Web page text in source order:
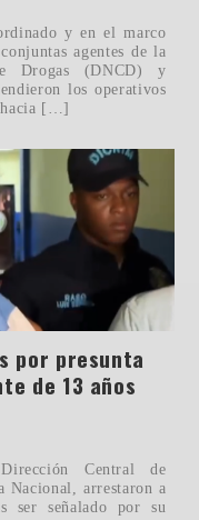
y en el marco
agentes de la
Drogas (DNCD) y
los operativos
hacia […]
por presunta
de 13 años
Central de
arrestaron a
ser señalado por su